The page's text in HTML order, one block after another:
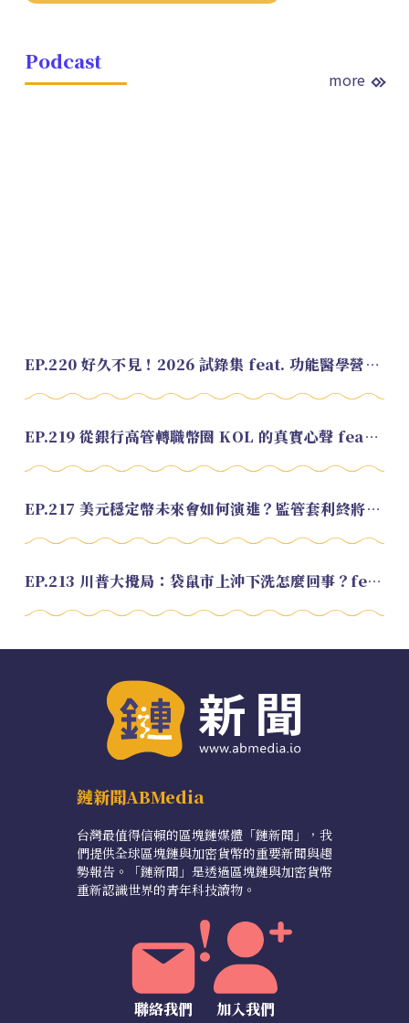
Podcast
more
EP.220 好久不見！2026 試錄集 feat. 功能醫學營養師 美寶
EP.219 從銀行高管轉職幣圈 KOL 的真實心聲 feat.龜大
EP.217 美元穩定幣未來會如何演進？監管套利終將收斂？feat. 研究員 余哲安
EP.213 川普大攪局：袋鼠市上沖下洗怎麼回事？feat. Alvin
鏈新聞ABMedia
台灣最值得信賴的區塊鏈媒體「鏈新聞」，我
們提供全球區塊鏈與加密貨幣的重要新聞與趨
勢報告。「鏈新聞」是透過區塊鏈與加密貨幣
重新認識世界的青年科技讀物。
聯絡我們 加入我們